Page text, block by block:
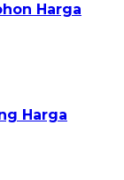
Harga
Harga